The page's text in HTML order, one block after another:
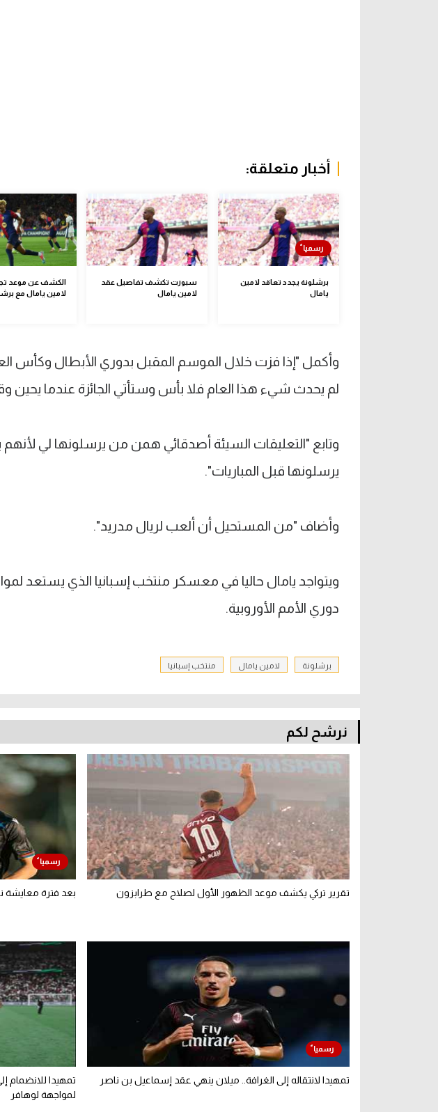
أخبار متعلقة:
برشلونة يجدد تعاقد لامين
يامال
سبورت تكشف تفاصيل عقد
لامين يامال
الكشف عن موعد
لامين يامال مع
وأكمل "إذا فزت خلال الموسم المقبل بدوري الأبطال وكأس
لم يحدث شيء هذا العام فلا بأس وستأتي الجائزة عندما يحين
وتابع "التعليقات السيئة أصدقائي همن من يرسلونها لي
يرسلونها قبل المباريات".
وأضاف "من المستحيل أن ألعب لريال مدريد".
ويتواجد يامال حاليا في معسكر منتخب إسبانيا الذي يستعد
دوري الأمم الأوروبية.
برشلونة لامين يامال منتخب إسبانيا
نرشح لكم
تقرير تركي يكشف موعد الظهور الأول لصلاح مع طرابزون بعد فترة معايشة
تمهيدا لانتقاله إلى الغرافة.. ميلان ينهي عقد إسماعيل بن ناصر
تمهيدا للانضمام
لمواجهة لوهافر